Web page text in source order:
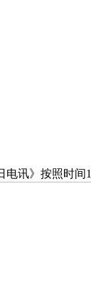
讯》按照时间